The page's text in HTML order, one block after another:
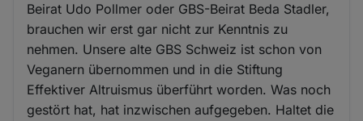
Beirat Udo Pollmer oder GBS-Beirat Beda Stadler,
brauchen wir erst gar nicht zur Kenntnis zu
nehmen. Unsere alte GBS Schweiz ist schon von
Veganern übernommen und in die Stiftung
Effektiver Altruismus überführt worden. Was noch
gestört hat, hat inzwischen aufgegeben. Haltet die